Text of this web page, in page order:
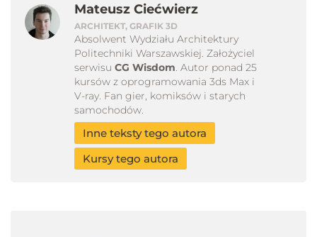
Mateusz Ciećwierz
ARCHITEKT, GRAFIK 3D
Absolwent Wydziału Architektury
Politechniki Warszawskiej. Założyciel
serwisu CG Wisdom. Autor ponad 25
kursów z oprogramowania 3ds Max i
V-ray. Fan gier, komiksów i starych
samochodów.
Inne teksty tego autora
Kursy tego autora